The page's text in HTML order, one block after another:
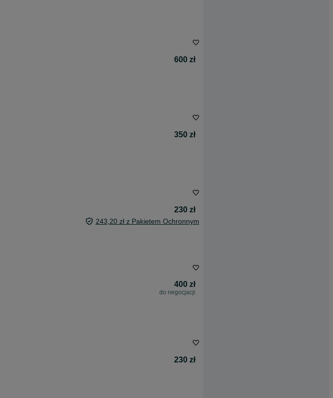
600 zł
350 zł
230 zł
243,20 zł z Pakietem Ochronnym
400 zł
do negocjacji
230 zł